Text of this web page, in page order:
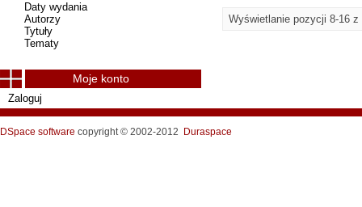
Wyświetlanie pozycji 8-16 z
Daty wydania
Autorzy
Tytuły
Tematy
Moje konto
Zaloguj
DSpace software copyright © 2002-2012 Duraspace